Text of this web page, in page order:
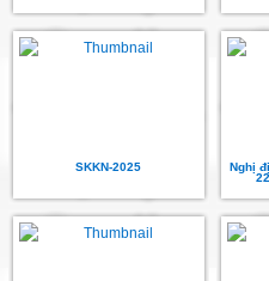
SKKN-2025
Nghị